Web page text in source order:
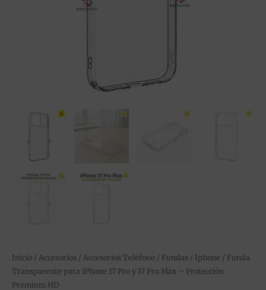
Inicio / Accesorios / Accesorios Teléfono / Fundas / Iphone / Funda
Transparente para iPhone 17 Pro y 17 Pro Max – Protección
Premium HD